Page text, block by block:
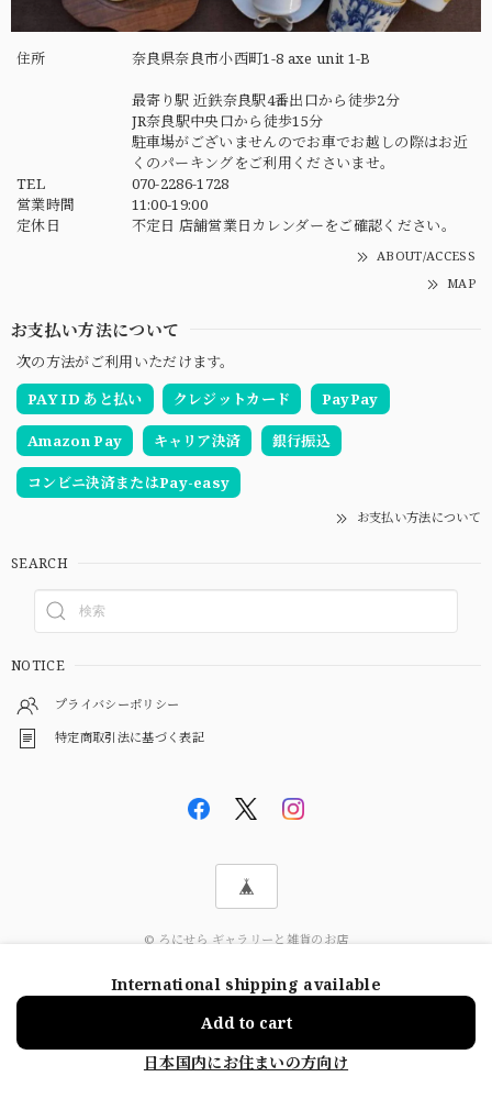
住所 奈良県奈良市小西町1-8 axe unit 1-B
最寄り駅 近鉄奈良駅4番出口から徒歩2分
JR奈良駅中央口から徒歩15分
駐車場がございませんのでお車でお越しの際はお近
くのパーキングをご利用くださいませ。
TEL
070-2286-1728
営業時間
11:00-19:00
定休日
不定日 店舗営業日カレンダーをご確認ください。
ABOUT/ACCESS
MAP
お支払い方法について
次の方法がご利用いただけます。
PAY ID あと払い
クレジットカード PayPay
Amazon Pay キャリア決済 銀行振込
コンビニ決済またはPay-easy
お支払い方法について
SEARCH
NOTICE
プライバシーポリシー
特定商取引法に基づく表記
© ろにせら ギャラリーと雑貨のお店
International shipping available
Add to cart
日本国内にお住まいの方向け
ショップに質問する